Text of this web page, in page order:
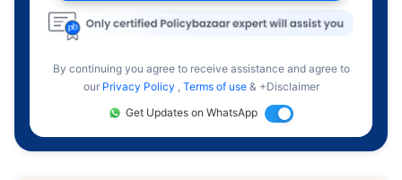
By continuing you agree to receive assistance and agree to
our Privacy Policy , Terms of use & +Disclaimer
Get Updates on WhatsApp